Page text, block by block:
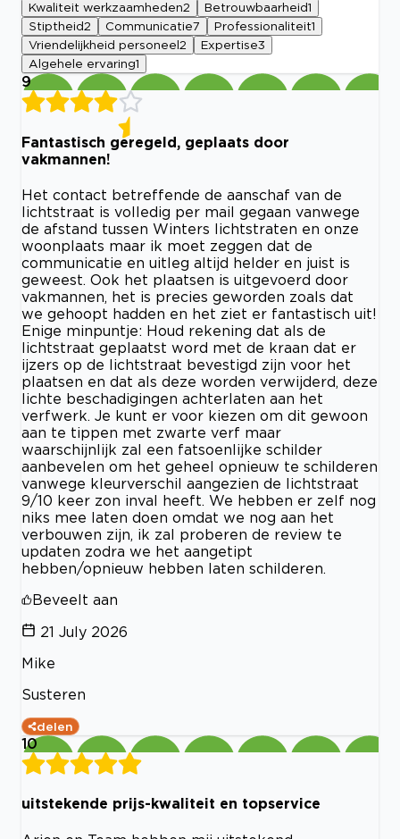
Kwaliteit werkzaamheden2 Betrouwbaarheid1
Stiptheid2 Communicatie7 Professionaliteit1
Vriendelijkheid personeel 2 Expertise3
Algehele ervaring1
9
Fantastisch geregeld, geplaats door
vakmannen!
Het contact betreffende de aanschaf van de
lichtstraat is volledig per mail gegaan vanwege
de afstand tussen Winters lichtstraten en onze
woonplaats maar ik moet zeggen dat de
communicatie en uitleg altijd helder en juist is
geweest. Ook het plaatsen is uitgevoerd door
vakmannen, het is precies geworden zoals dat
we gehoopt hadden en het ziet er fantastisch uit!
Enige minpuntje: Houd rekening dat als de
lichtstraat geplaatst word met de kraan dat er
ijzers op de lichtstraat bevestigd zijn voor het
plaatsen en dat als deze worden verwijderd, deze
lichte beschadigingen achterlaten aan het
verfwerk. Je kunt er voor kiezen om dit gewoon
aan te tippen met zwarte verf maar
waarschijnlijk zal een fatsoenlijke schilder
aanbevelen om het geheel opnieuw te schilderen
vanwege kleurverschil aangezien de lichtstraat
9/10 keer zon inval heeft. We hebben er zelf nog
niks mee laten doen omdat we nog aan het
verbouwen zijn, ik zal proberen de review te
updaten zodra we het aangetipt
hebben/opnieuw hebben laten schilderen.
Beveelt aan
21 July 2026
Mike
Susteren
delen
10
uitstekende prijs-kwaliteit en topservice